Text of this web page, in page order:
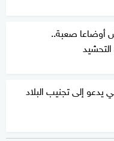
أوضاعا صعبة..
يدعو إلى تجنيب البلاد